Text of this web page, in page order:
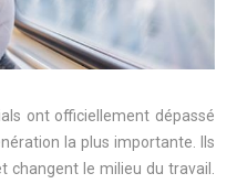
ont officiellement dépassé
la plus importante. Ils
le milieu du travail.